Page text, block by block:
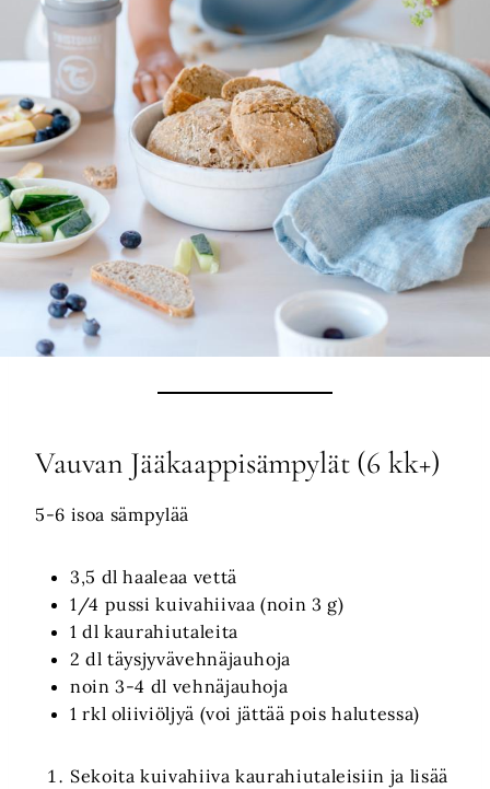
Vauvan Jääkaappisämpylät (6 kk+)
5-6 isoa sämpylää
3,5 dl haaleaa vettä
1/4 pussi kuivahiivaa (noin 3 g)
1 dl kaurahiutaleita
2 dl täysjyvävehnäjauhoja
noin 3-4 dl vehnäjauhoja
1 rkl oliiviöljyä (voi jättää pois halutessa)
Sekoita kuivahiiva kaurahiutaleisiin ja lisää